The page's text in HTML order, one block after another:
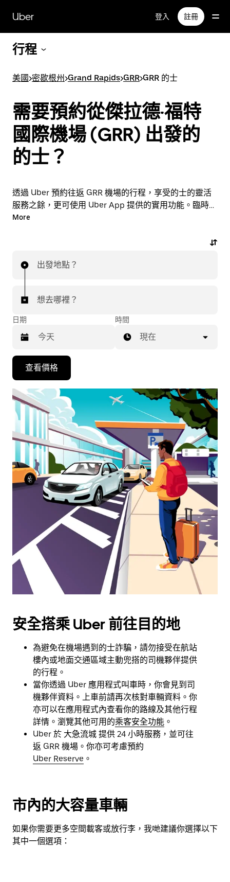
Uber 登入 註冊
行程
美國>密歇根州>Grand Rapids>GRR>GRR 的士
需要預約從傑拉德·福特
國際機場 (GRR) 出發的
的士？
透過 Uber 預約往返 GRR 機場的行程，享受的士的靈活
服務之餘，更可使用 Uber App 提供的實用功能。臨時需
要乘車？隨時透過 App 或網站預約行程，享受經濟實惠
More
出發地點？
想去哪裡？
日期
下
向
下
箭
鍵，
即
可
用
擇
日
期。
按
鈕
時間
現在
查看價格
安全搭乘 Uber 前往目的地
為避免在機場遇到的士詐騙，請勿接受在航站
樓內或地面交通區域主動兜搭的司機夥伴提供
的行程。
當你透過 Uber 應用程式叫車時，你會見到司
機夥伴資料。上車前請再次核對車輛資料。你
亦可以在應用程式內查看你的路線及其他行程
詳情。瀏覽其他可用的乘客安全功能 。
Uber 於 大急流城 提供 24 小時服務，並可往
返 GRR 機場。你亦可考慮預約
Uber Reserve 。
市內的大容量車輛
如果你需要更多空間載客或放行李，我哋建議你選擇以下
其中一個選項：